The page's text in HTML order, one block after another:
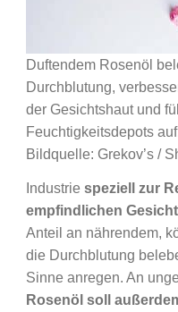
Duftendem Rosenöl
Durchblutung,
der Gesichtshaut und
Feuchtigkeitsdepots
Bildquelle: Grekov’s /
Industrie speziell zur
empfindlichen
Anteil an nährendem,
die Durchblutung
Sinne anregen. An
Rosenöl soll